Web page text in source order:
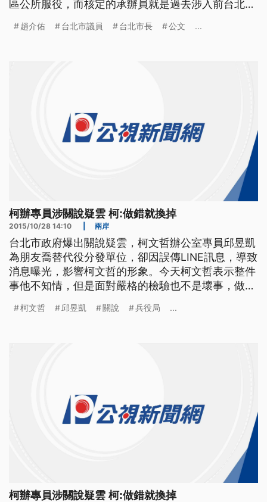
區公所服役，而核定的承辦員就是過去涉入前台北市
沒有關說，政風處調查報告一出來就會向社會報告。
趙介佑 台北市議員 台北市長 公文 ...
柯辦專員涉關說疑雲 柯:做錯就換掉
2015/10/28 14:10 兩岸
台北市政府爆出關說疑雲，柯文哲辦公室專員邱昱凱
為朋友喬替代役分發單位，卻因誤傳LINE訊息，導致
消息曝光，影響柯文哲的形象。今天柯文哲表示整件
事他不知情，但是面對嚴格的檢驗也不是壞事，做錯
無效"，但沒想到北市府卻傳出關說爭議，市長室專
柯文哲 邱昱凱 關說 兵役局 ...
柯辦專員涉關說疑雲 柯:做錯就換掉